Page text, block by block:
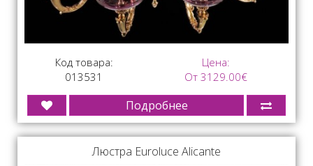
Код товара:
013531
Цена:
От 3129.00€
Подробнее
Люстра Euroluce Alicante